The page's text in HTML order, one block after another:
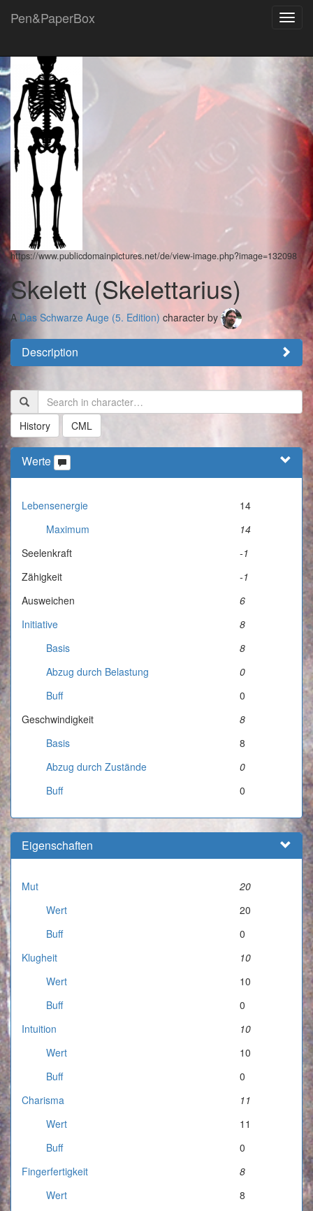
Pen&PaperBox
https://www.publicdomainpictures.net/de/view-image.php?image=132098
Skelett (Skelettarius)
A Das Schwarze Auge (5. Edition) character by
Description
History CML
Werte
Lebensenergie
14
Maximum
14
Seelenkraft
-1
Zähigkeit
-1
Ausweichen
6
Initiative
8
Basis
8
Abzug durch Belastung
0
Buff
0
Geschwindigkeit
8
Basis
8
Abzug durch Zustände
0
Buff
0
Eigenschaften
Mut
20
Wert
20
Buff
0
Klugheit
10
Wert
10
Buff
0
Intuition
10
Wert
10
Buff
0
Charisma
11
Wert
11
Buff
0
Fingerfertigkeit
8
Wert
8